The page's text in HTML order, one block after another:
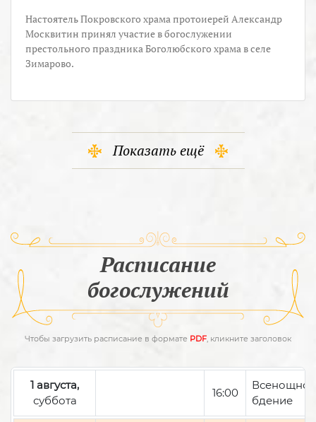
Настоятель Покровского храма протоиерей Александр
Москвитин принял участие в богослужении
престольного праздника Боголюбского храма в селе
Зимарово.
Показать ещё
Расписание
богослужений
Чтобы загрузить расписание в формате PDF, кликните заголовок
1 августа,
суббота
16:00
Всенощное
бдение